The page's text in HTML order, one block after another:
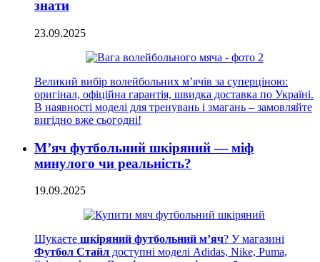
знати
23.09.2025
Великий вибір волейбольних м’ячів за суперціною:
оригінал, офіційна гарантія, швидка доставка по Україні.
В наявності моделі для тренувань і змагань – замовляйте
вигідно вже сьогодні!
М’яч футбольний шкіряний — міф
минулого чи реальність?
19.09.2025
Шукаєте шкіряний футбольний м’яч? У магазині
Футбол Стайл доступні моделі Adidas, Nike, Puma,